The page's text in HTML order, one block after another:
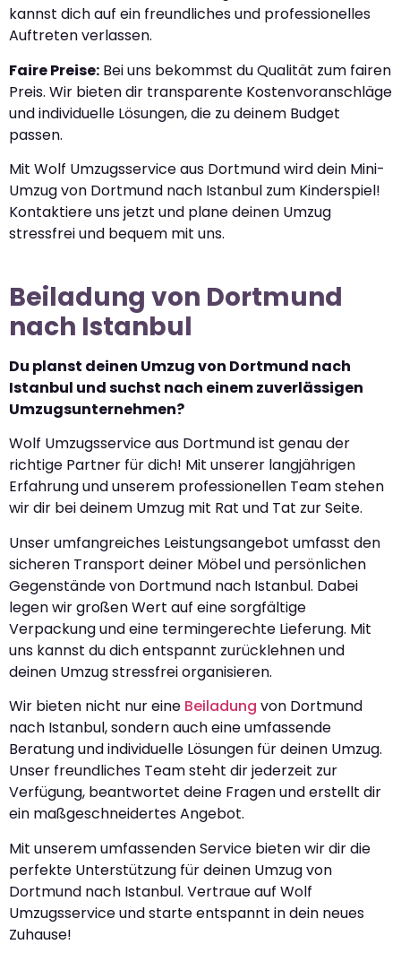
kannst dich auf ein freundliches und professionelles
Auftreten verlassen.
Faire Preise: Bei uns bekommst du Qualität zum fairen
Preis. Wir bieten dir transparente Kostenvoranschläge
und individuelle Lösungen, die zu deinem Budget
passen.
Mit Wolf Umzugsservice aus Dortmund wird dein Mini-
Umzug von Dortmund nach Istanbul zum Kinderspiel!
Kontaktiere uns jetzt und plane deinen Umzug
stressfrei und bequem mit uns.
Beiladung von Dortmund
nach Istanbul
Du planst deinen Umzug von Dortmund nach
Istanbul und suchst nach einem zuverlässigen
Umzugsunternehmen?
Wolf Umzugsservice aus Dortmund ist genau der
richtige Partner für dich! Mit unserer langjährigen
Erfahrung und unserem professionellen Team stehen
wir dir bei deinem Umzug mit Rat und Tat zur Seite.
Unser umfangreiches Leistungsangebot umfasst den
sicheren Transport deiner Möbel und persönlichen
Gegenstände von Dortmund nach Istanbul. Dabei
legen wir großen Wert auf eine sorgfältige
Verpackung und eine termingerechte Lieferung. Mit
uns kannst du dich entspannt zurücklehnen und
deinen Umzug stressfrei organisieren.
Wir bieten nicht nur eine Beiladung von Dortmund
nach Istanbul, sondern auch eine umfassende
Beratung und individuelle Lösungen für deinen Umzug.
Unser freundliches Team steht dir jederzeit zur
Verfügung, beantwortet deine Fragen und erstellt dir
ein maßgeschneidertes Angebot.
Mit unserem umfassenden Service bieten wir dir die
perfekte Unterstützung für deinen Umzug von
Dortmund nach Istanbul. Vertraue auf Wolf
Umzugsservice und starte entspannt in dein neues
Zuhause!